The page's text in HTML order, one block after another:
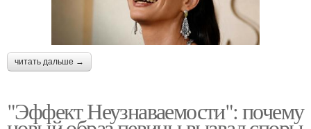
читать дальше →
"Эффект Неузнаваемости": почему